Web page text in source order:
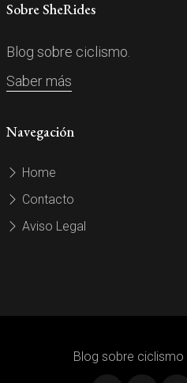
Sobre SheRides
Blog sobre ciclismo.
Saber más
Navegación
Home
Contacto
Aviso Legal
Blog sobre ciclismo